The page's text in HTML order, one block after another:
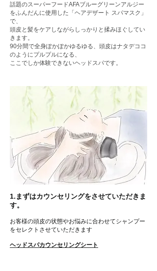
話題のスーパーフードAFAブルーグリーンアルジー
をふんだんに使用した「ヘアデザート スパマスク」
で、
頭皮と髪をケアしながらしっかりと揉みほぐしてい
きます。
90分間で全身ぽかぽかゆるゆる、頭皮はナタデココ
のようにプルプルになる、
ここでしか体験できないヘッドスパです。
1.まずはカウンセリングをさせていただきま
す。
お客様の頭皮の状態やお悩みに合わせてシャンプー
をセレクトさせていただきます
ヘッドスパカウンセリングシート